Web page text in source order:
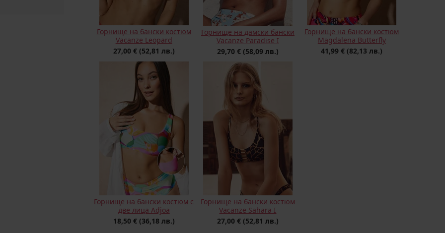
Горнище на бански костюм
Vacanze Leopard
27,00 € (52,81 лв.)
Горнище на дамски бански
Vacanze Paradise I
29,70 € (58,09 лв.)
Горнище на бански костюм
Magdalena Butterfly
41,99 € (82,13 лв.)
Горнище на бански костюм с
две лица Adjoa
18,50 € (36,18 лв.)
Горнище на бански костюм
Vacanze Sahara I
27,00 € (52,81 лв.)